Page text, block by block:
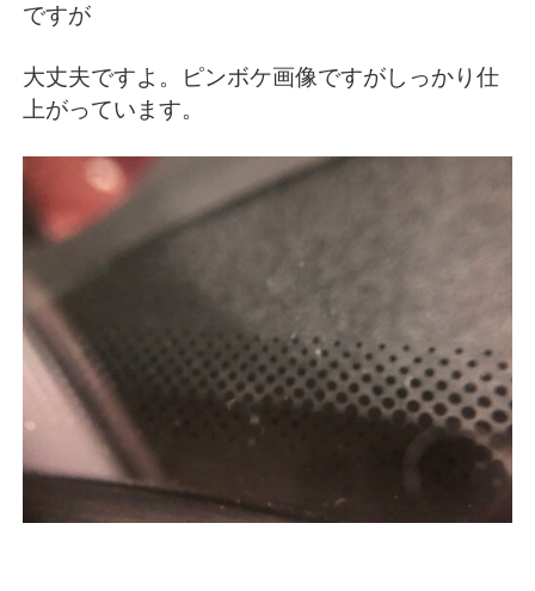
ですが
大丈夫ですよ。ピンボケ画像ですがしっかり仕
上がっています。